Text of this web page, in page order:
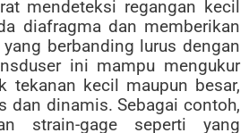
mendeteksi regangan kecil
diafragma dan memberikan
berbanding lurus dengan
ini mampu mengukur
tekanan kecil maupun besar,
dan dinamis. Sebagai contoh,
strain-gage seperti yang